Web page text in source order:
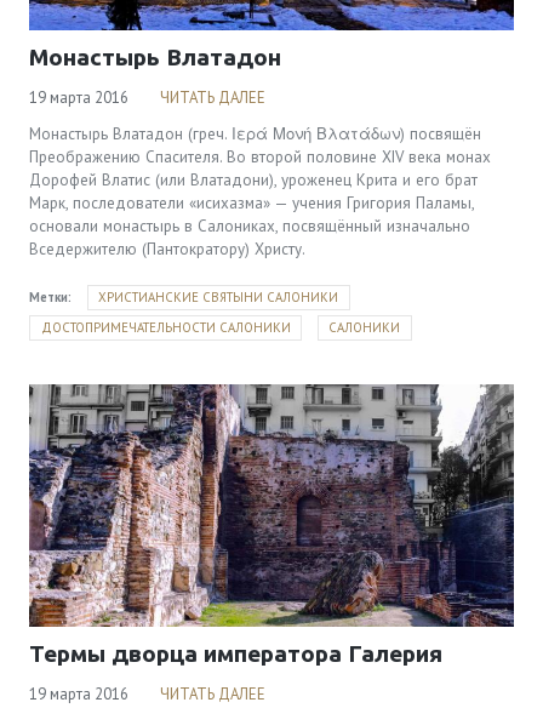
Монастырь Влатадон
19 марта 2016
ЧИТАТЬ ДАЛЕЕ
Монастырь Влатадон (греч. Ιερά Μονή Βλατάδων) посвящён
Преображению Спасителя. Во второй половине XIV века монах
Дорофей Влатис (или Влатадони), уроженец Крита и его брат
Марк, последователи «исихазма» — учения Григория Паламы,
основали монастырь в Салониках, посвящённый изначально
Вседержителю (Пантократору) Христу.
Метки:
ХРИСТИАНСКИЕ СВЯТЫНИ САЛОНИКИ
ДОСТОПРИМЕЧАТЕЛЬНОСТИ САЛОНИКИ
САЛОНИКИ
Термы дворца императора Галерия
19 марта 2016
ЧИТАТЬ ДАЛЕЕ